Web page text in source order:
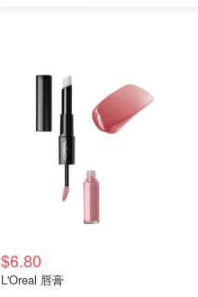
$6.80
L'Oreal 唇膏